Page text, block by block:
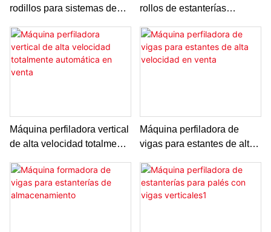
rodillos para sistemas de
automática
rollos de estanterías
totalmente automática
Máquina perfiladora vertical
de alta velocidad totalmente
Máquina perfiladora de
vigas para estantes de alta